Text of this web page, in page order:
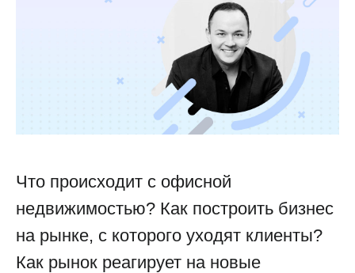
Что происходит с офисной
недвижимостью? Как построить бизнес
на рынке, с которого уходят клиенты?
Как рынок реагирует на новые